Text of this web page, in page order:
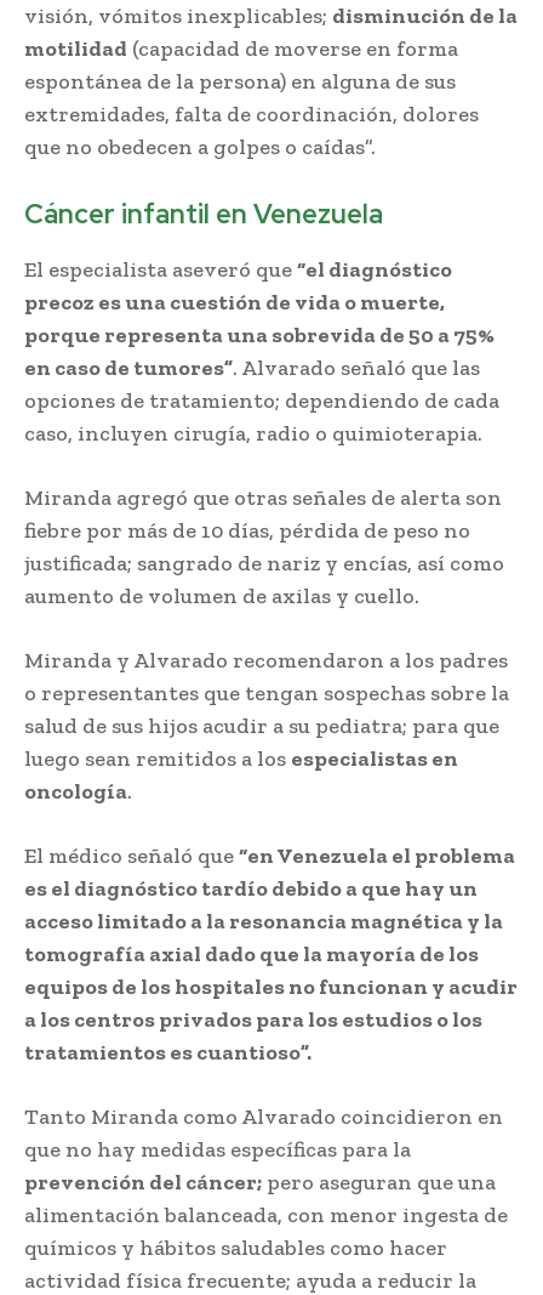
visión, vómitos inexplicables; disminución de la
motilidad (capacidad de moverse en forma
espontánea de la persona) en alguna de sus
extremidades, falta de coordinación, dolores
que no obedecen a golpes o caídas”.
Cáncer infantil en Venezuela
El especialista aseveró que“el diagnóstico
precoz es una cuestión de vida o muerte,
porque representa una sobrevida de 50 a 75%
en caso de tumores”. Alvarado señaló que las
opciones de tratamiento; dependiendo de cada
caso, incluyen cirugía, radio o quimioterapia.
Miranda agregó que otras señales de alerta son
fiebre por más de 10 días, pérdida de peso no
justificada; sangrado de nariz y encías, así como
aumento de volumen de axilas y cuello.
Miranda y Alvarado recomendaron a los padres
o representantes que tengan sospechas sobre la
salud de sus hijos acudir a su pediatra; para que
luego sean remitidos a los especialistas en
oncología.
El médico señaló que“en Venezuela el problema
es el diagnóstico tardío debido a que hay un
acceso limitado a la resonancia magnética y la
tomografía axial dado que la mayoría de los
equipos de los hospitales no funcionan y acudir
a los centros privados para los estudios o los
tratamientos es cuantioso”.
Tanto Miranda como Alvarado coincidieron en
que no hay medidas específicas para la
prevención del cáncer; pero aseguran que una
alimentación balanceada, con menor ingesta de
químicos y hábitos saludables como hacer
actividad física frecuente; ayuda a reducir la